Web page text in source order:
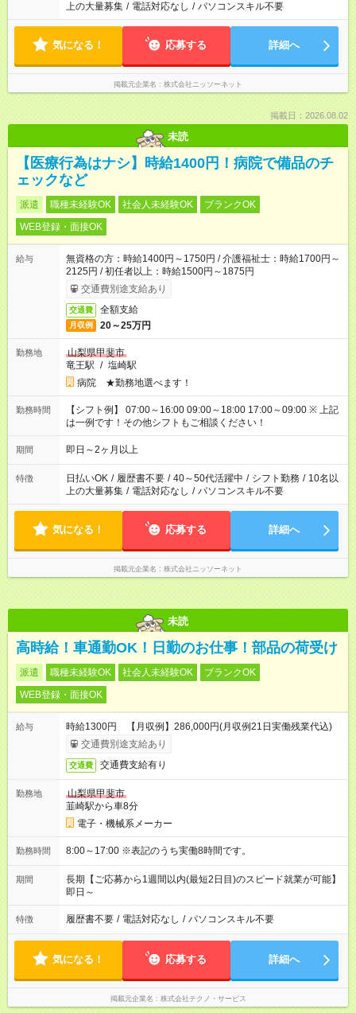
上の大量募集 / 電話対応なし / パソコンスキル不要
気になる！ 応募する 詳細へ
掲載元企業名 株式会社ニッソーネット
掲載日：2026.08.02
未読
【医療行為はナシ】時給1400円！病院で備品のチ
ェックなど
派遣 職種未経験OK 社会人未経験OK
ブランクOK
WEB登録・面接OK
給与
無資格の方：時給1400円～1750円 / 介護福祉士：時給1700円～
2125円 / 初任者以上：時給1500円～1875円
交通費別途支給あり
交通費 全額支給
月収例 20～25万円
勤務地
山梨県甲斐市
竜王駅 / 塩崎駅
病院 ★勤務地選べます！
勤務時間
【シフト例】 07:00～16:00 09:00～18:00 17:00～09:00 ※ 上記
は一例です！その他シフトもご相談ください！
期間 即日～2ヶ月以上
特徴 日払いOK / 履歴書不要 / 40～50代活躍中 / シフト勤務 / 10名以
上の大量募集 / 電話対応なし / パソコンスキル不要
気になる！ 応募する 詳細へ
掲載元企業名 株式会社ニッソーネット
未読
高時給！車通勤OK！日勤のお仕事！部品の荷受け
派遣 職種未経験OK 社会人未経験OK
ブランクOK
WEB登録・面接OK
給与
時給1300円 【月収例】286,000円(月収例21日実働残業代込)
交通費別途支給あり
交通費 交通費支給有り
勤務地
山梨県甲斐市
韮崎駅から車8分
電子・機械系メーカー
勤務時間 8:00～17:00 ※表記のうち実働8時間です。
期間
長期【ご応募から1週間以内(最短2日目)のスピード就業が可能】
即日～
特徴 履歴書不要 / 電話対応なし / パソコンスキル不要
気になる！ 応募する 詳細へ
掲載元企業名 株式会社テクノ・サービス